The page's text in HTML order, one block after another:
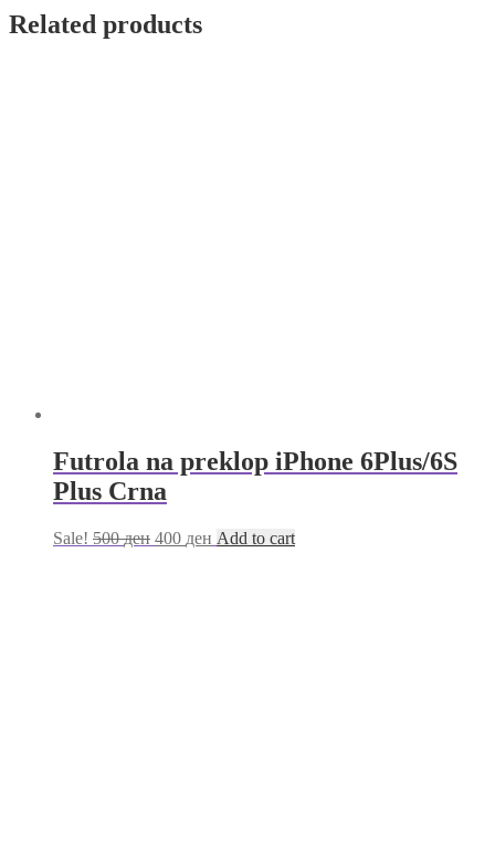
Max
Related products
Futrola na preklop iPhone 6Plus/6S
Plus Crna
Sale! 500ден 400 ден Add to cart